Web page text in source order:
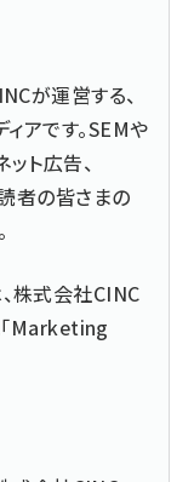
が運営する、
アです。SEMや
ト広告、
者の皆さまの
株式会社CINC
Marketing